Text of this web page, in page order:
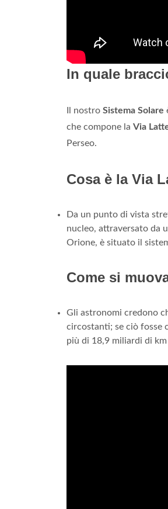
In quale
Il nostro Sistema Solare
che compone la Via
Perseo.
Cosa è la Via
Da un punto di vista
nucleo, attraversato da
Orione, è situato il
Come si
Gli astronomi credono
circostanti; se ciò fosse
più di 18,9 miliardi di